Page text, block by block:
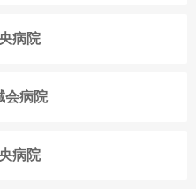
病院
会病院
病院